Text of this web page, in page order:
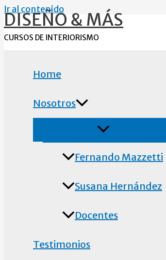
Ir al contenido
DISEÑO & MÁS
CURSOS DE INTERIORISMO
Home
Nosotros
Fernando Mazzetti
Susana Hernández
Docentes
Testimonios